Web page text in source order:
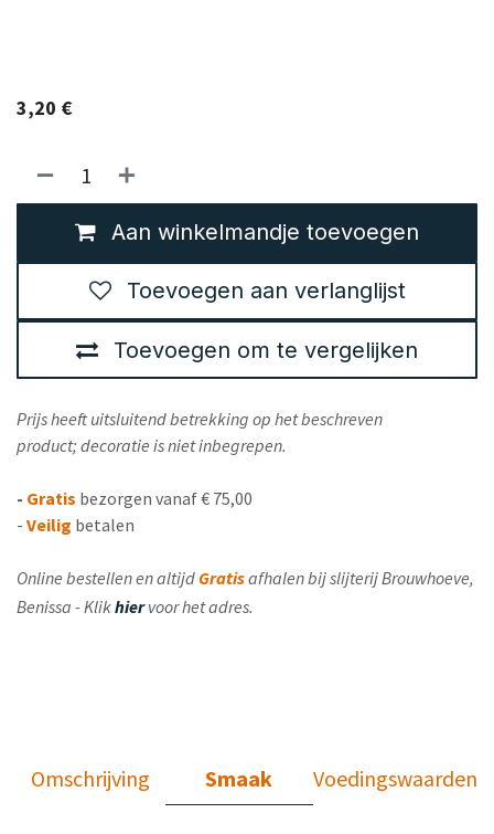
3,20 €
Aan winkelmandje toevoegen
Toevoegen om te vergelijken
Toevoegen aan verlanglijst
Prijs heeft uitsluitend betrekking op het beschreven
product; decoratie is niet inbegrepen.
- Gratis bezorgen vanaf € 75,00
- Veilig betalen
Online bestellen en altijd Gratisafhalen bij slijterij Brouwhoeve,
Benissa - Klikhiervoor het adres.
Omschrijving Smaak Voedingswaarden